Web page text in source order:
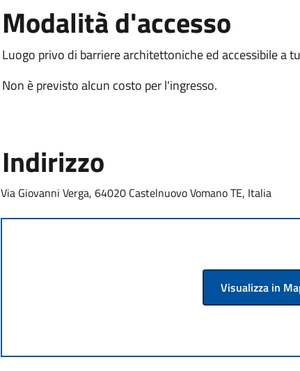
Modalità d'accesso
Luogo privo di barriere architettoniche ed accessibile a
Non è previsto alcun costo per l'ingresso.
Indirizzo
Via Giovanni Verga, 64020 Castelnuovo Vomano TE, Italia
Visualizza in